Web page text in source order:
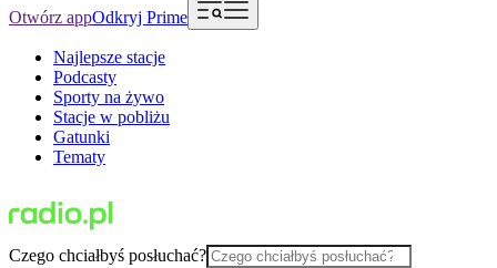
Otwórz appOdkryj Prime
Najlepsze stacje
Podcasty
Sporty na żywo
Stacje w pobliżu
Gatunki
Tematy
Czego chciałbyś posłuchać?